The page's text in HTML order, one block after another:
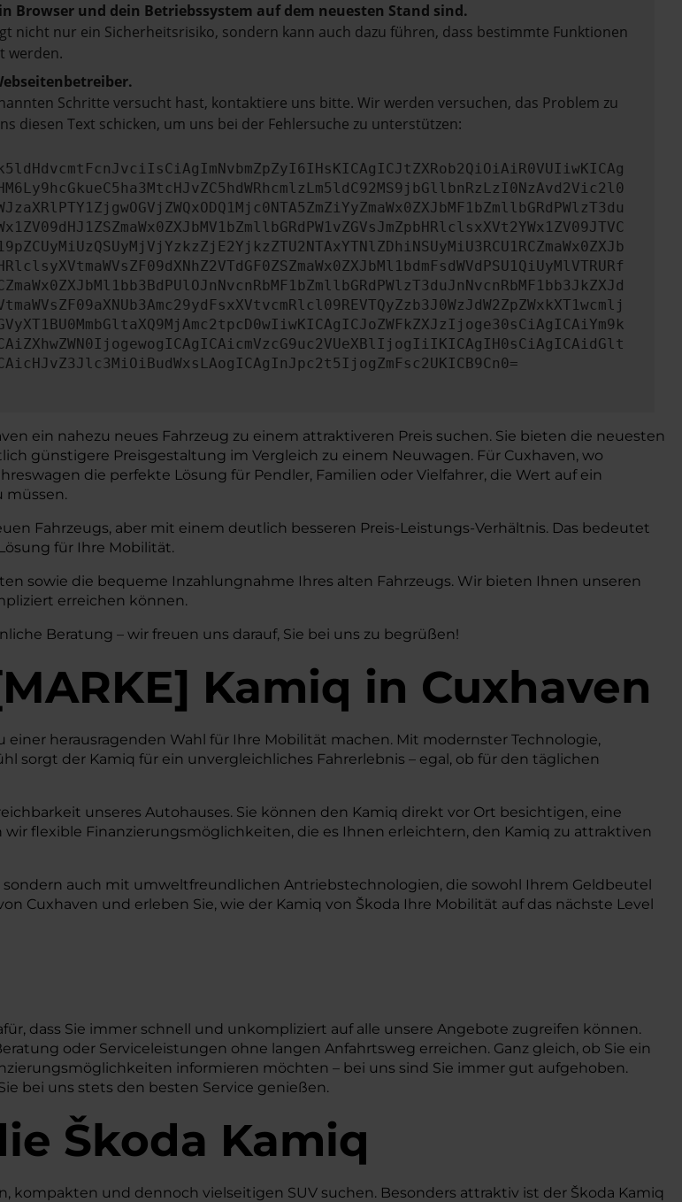
Browser und dein Betriebssystem auf dem neuesten Stand sind.
nicht nur ein Sicherheitsrisiko, sondern kann auch dazu führen, dass bestimmte Funktionen
werden.
Schritte versucht hast, kontaktiere uns bitte. Wir werden versuchen, das Problem zu
diesen Text schicken, um uns bei der Fehlersuche zu unterstützen:
ein nahezu neues Fahrzeug zu einem attraktiveren Preis suchen. Sie bieten die neuesten
günstigere Preisgestaltung im Vergleich zu einem Neuwagen. Für Cuxhaven, wo
die perfekte Lösung für Pendler, Familien oder Vielfahrer, die Wert auf ein
müssen.
Fahrzeugs, aber mit einem deutlich besseren Preis-Leistungs-Verhältnis. Das bedeutet
für Ihre Mobilität.
sowie die bequeme Inzahlungnahme Ihres alten Fahrzeugs. Wir bieten Ihnen unseren
erreichen können.
Beratung – wir freuen uns darauf, Sie bei uns zu begrüßen!
MARKE] Kamiq in Cuxhaven
einer herausragenden Wahl für Ihre Mobilität machen. Mit modernster Technologie,
der Kamiq für ein unvergleichliches Fahrerlebnis – egal, ob für den täglichen
unseres Autohauses. Sie können den Kamiq direkt vor Ort besichtigen, eine
flexible Finanzierungsmöglichkeiten, die es Ihnen erleichtern, den Kamiq zu attraktiven
auch mit umweltfreundlichen Antriebstechnologien, die sowohl Ihrem Geldbeutel
Cuxhaven und erleben Sie, wie der Kamiq von Škoda Ihre Mobilität auf das nächste Level
dass Sie immer schnell und unkompliziert auf alle unsere Angebote zugreifen können.
oder Serviceleistungen ohne langen Anfahrtsweg erreichen. Ganz gleich, ob Sie ein
informieren möchten – bei uns sind Sie immer gut aufgehoben.
bei uns stets den besten Service genießen.
Škoda Kamiq
kompakten und dennoch vielseitigen SUV suchen. Besonders attraktiv ist der Škoda Kamiq